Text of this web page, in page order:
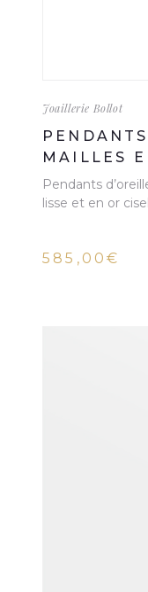
Joaillerie Bollot
MAILLES
Pendants
lisse et en or
585,00€